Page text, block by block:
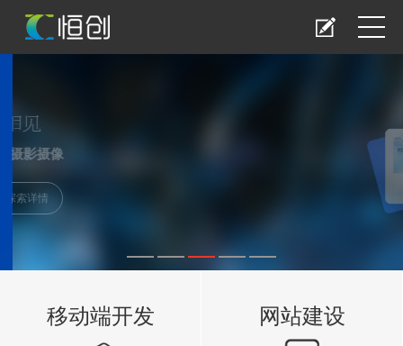
品牌设计 摄影摄像
探索详情
移动端开发 网站建设